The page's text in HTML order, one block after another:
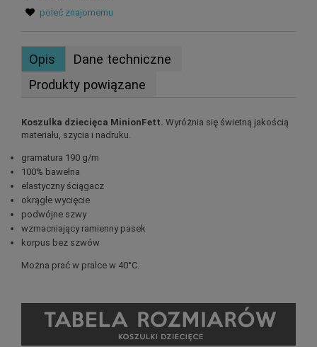
poleć znajomemu
Opis
Dane techniczne
Produkty powiązane
Koszulka dziecięca MinionFett. Wyróżnia się świetną jakością
materiału, szycia i nadruku.
gramatura 190 g/m
100% bawełna
elastyczny ściągacz
okrągłe wycięcie
podwójne szwy
wzmacniający ramienny pasek
korpus bez szwów
Można prać w pralce w 40°C.